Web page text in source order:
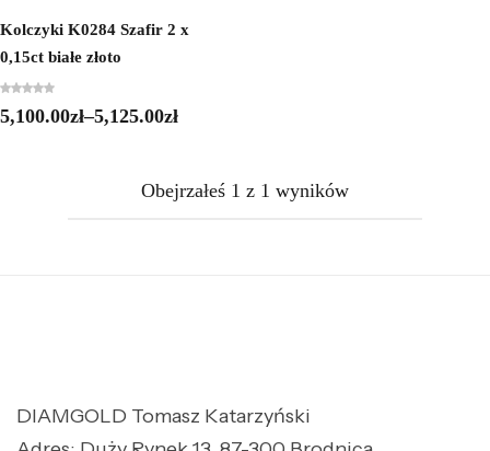
Kolczyki K0284 Szafir 2 x
0,15ct białe złoto
5,100.00zł–5,125.00zł
Obejrzałeś 1 z 1 wyników
DIAMGOLD Tomasz Katarzyński